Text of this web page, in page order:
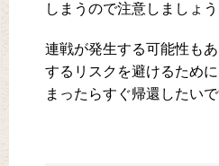
しまうので注意しましょう
連戦が発生する可能性も
するリスクを避けるため
まったらすぐ帰還したいで